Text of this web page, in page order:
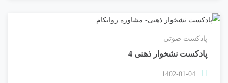
پادکست صوتی
پادکست نشخوار ذهنی 4